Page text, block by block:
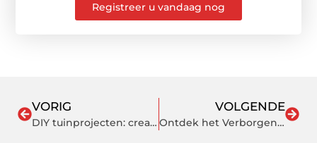
Registreer u vandaag nog
VORIG
DIY tuinprojecten: creatieve ideeën voor een groenere leefomgeving
VOLGENDE
Ontdek het Verborgen Pareltje Wandelroutes Zoetermeer